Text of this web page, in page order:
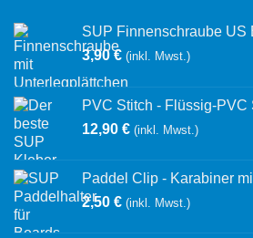
SUP Finnenschraube US
3,90€ (inkl. Mwst.)
PVC Stitch - Flüssig-PVC
12,90 € (inkl. Mwst.)
Paddel Clip - Karabiner
2,50 € (inkl. Mwst.)